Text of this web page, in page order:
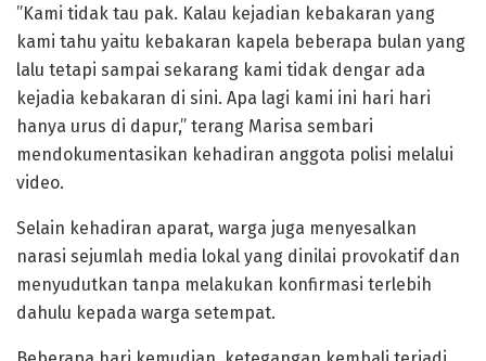
​”Kami tidak tau pak. Kalau kejadian kebakaran yang
kami tahu yaitu kebakaran kapela beberapa bulan yang
lalu tetapi sampai sekarang kami tidak dengar ada
kejadia kebakaran di sini. Apa lagi kami ini hari hari
hanya urus di dapur,” terang Marisa sembari
mendokumentasikan kehadiran anggota polisi melalui
video.
​Selain kehadiran aparat, warga juga menyesalkan
narasi sejumlah media lokal yang dinilai provokatif dan
menyudutkan tanpa melakukan konfirmasi terlebih
dahulu kepada warga setempat.